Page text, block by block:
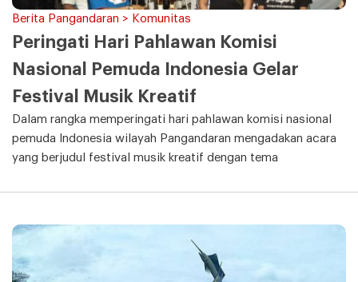
Berita Pangandaran > Komunitas
Peringati Hari Pahlawan Komisi
Nasional Pemuda Indonesia Gelar
Festival Musik Kreatif
Dalam rangka memperingati hari pahlawan komisi nasional
pemuda Indonesia wilayah Pangandaran mengadakan acara
yang berjudul festival musik kreatif dengan tema